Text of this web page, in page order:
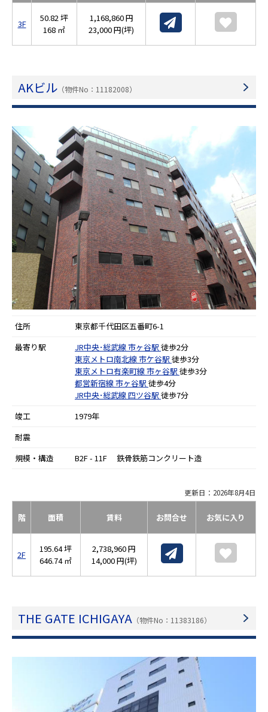
3F
50.82 坪
168 ㎡
1,168,860 円
23,000 円(坪)
AKビル （物件No：11182008）
住所
東京都千代田区五番町6-1
最寄り駅
JR中央･総武線市ヶ谷駅 徒歩2分
東京メトロ南北線市ケ谷駅 徒歩3分
東京メトロ有楽町線市ヶ谷駅 徒歩3分
都営新宿線市ヶ谷駅 徒歩4分
JR中央･総武線四ツ谷駅 徒歩7分
竣工
1979年
耐震
規模・構造
B2F - 11F 鉄骨鉄筋コンクリート造
更新日：2026年8月4日
階 面積 賃料 お問合せ お気に入り
2F
195.64 坪
646.74 ㎡
2,738,960 円
14,000 円(坪)
THE GATE ICHIGAYA （物件No：11383186）